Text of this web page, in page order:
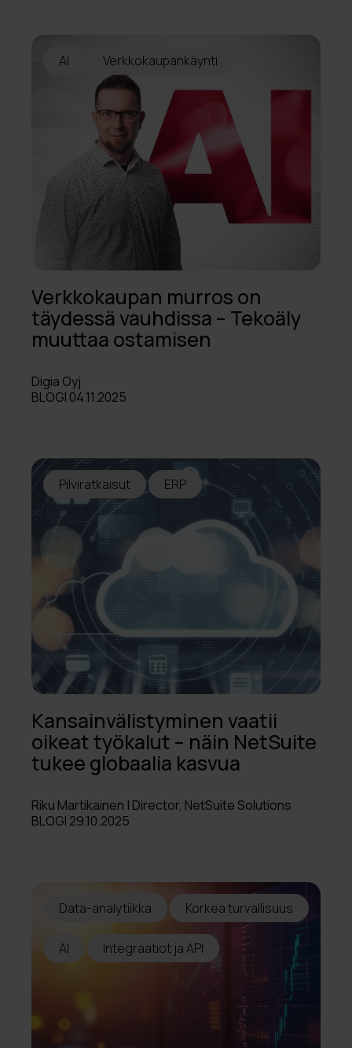
AI Verkkokaupankäynti
Verkkokaupan murros on
täydessä vauhdissa – Tekoäly
muuttaa ostamisen
Digia Oyj
BLOGI 04.11.2025
Pilviratkaisut ERP
Kansainvälistyminen vaatii
oikeat työkalut – näin NetSuite
tukee globaalia kasvua
Riku Martikainen | Director, NetSuite Solutions
BLOGI 29.10.2025
Data-analytiikka Korkea turvallisuus
AI Integraatiot ja API